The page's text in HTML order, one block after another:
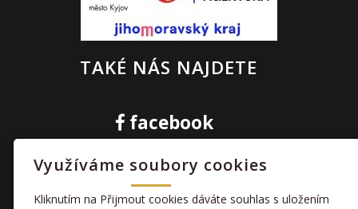
TAKÉ NÁS NAJDETE
facebook
kamera
Využíváme soubory cookies
Kliknutím na Přijmout cookies dáváte souhlas s uložením